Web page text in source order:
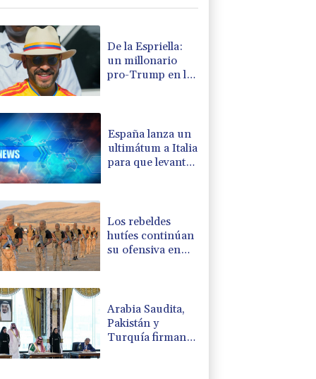
De la Espriella:
un millonario
pro-Trump en la
España lanza un
ultimátum a Italia
para que levante
Los rebeldes
hutíes continúan
su ofensiva en
Arabia Saudita,
Pakistán y
Turquía firman